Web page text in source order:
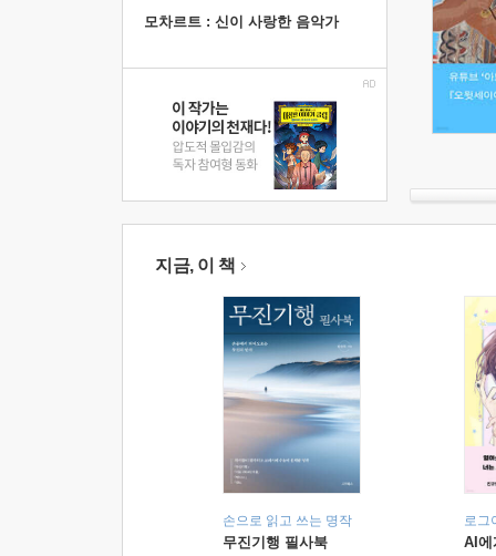
모차르트 : 신이 사랑한 음악가
지금, 이 책
손으로 읽고 쓰는 명작
무진기행 필사북
로그
AI에